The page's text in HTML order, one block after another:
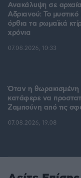
Ανακάλυψη σε
Αδριανού: Το
όρθια τα ρωμαϊκά
χρόνια
07.08.2026, 10:33
Όταν η θωρακισμένη
κατάφερε να
Ζαμπούνη από τις
07.08.2026, 19:08